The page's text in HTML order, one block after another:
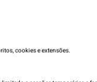
cookies e extensões.